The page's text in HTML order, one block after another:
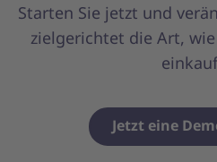
Starten Sie jetzt und
zielgerichtet die Art,
Jetzt eine